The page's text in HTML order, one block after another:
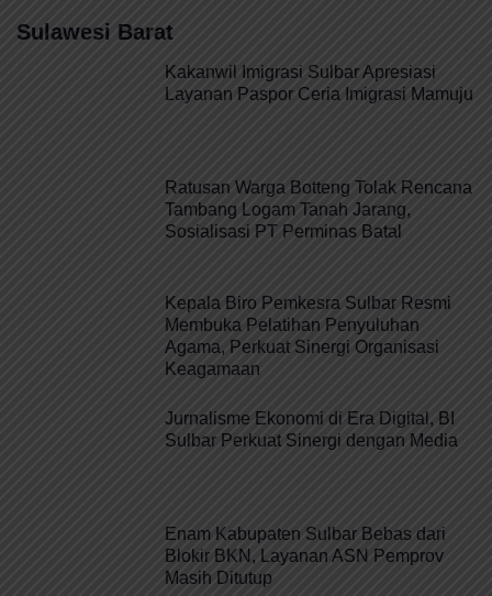
Sulawesi Barat
Kakanwil Imigrasi Sulbar Apresiasi
Layanan Paspor Ceria Imigrasi Mamuju
Ratusan Warga Botteng Tolak Rencana
Tambang Logam Tanah Jarang,
Sosialisasi PT Perminas Batal
Kepala Biro Pemkesra Sulbar Resmi
Membuka Pelatihan Penyuluhan
Agama, Perkuat Sinergi Organisasi
Keagamaan
Jurnalisme Ekonomi di Era Digital, BI
Sulbar Perkuat Sinergi dengan Media
Enam Kabupaten Sulbar Bebas dari
Blokir BKN, Layanan ASN Pemprov
Masih Ditutup